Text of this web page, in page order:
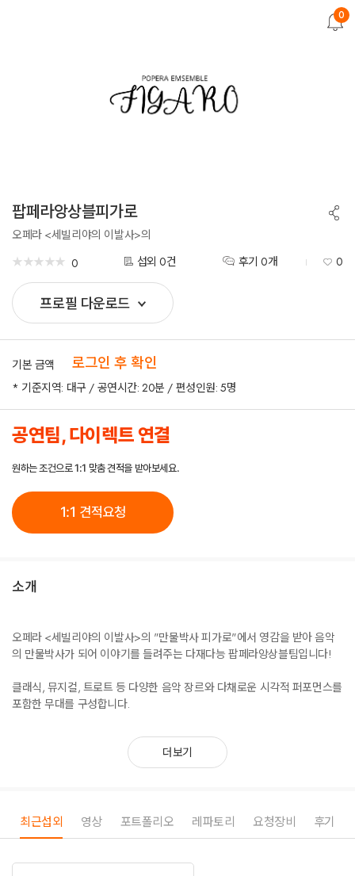
0
팝페라앙상블피가로
오페라 <세빌리야의 이발사>의
★★★★★
★★★★★ 0 섭외 0건 후기 0개 0
프로필 다운로드
공
유
기본 금액 로그인 후 확인
* 기준지역: 대구 / 공연시간: 20분 / 편성인원: 5명
공연팀, 다이렉트 연결
원하는 조건으로 1:1 맞춤 견적을 받아보세요.
1:1 견적요청
소개
오페라 <세빌리야의 이발사>의 "만물박사 피가로"에서 영감을 받아 음악
의 만물박사가 되어 이야기를 들려주는 다재다능 팝페라앙상블팀입니다!
클래식, 뮤지컬, 트로트 등 다양한 음악 장르와 다채로운 시각적 퍼포먼스를
포함한 무대를 구성합니다.
더보기
최근섭외 영상 포트폴리오 레파토리 요청장비 후기